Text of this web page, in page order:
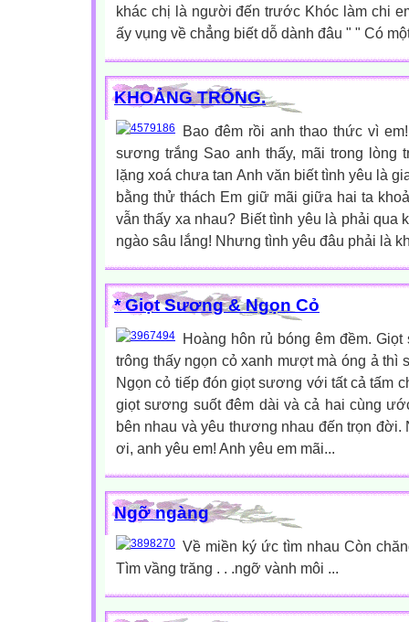
khác chị là người đến trước Khóc làm chi
ấy vụng về chẳng biết dỗ dành đâu " " Có
KHOẢNG TRỐNG.
Bao đêm rồi anh thao thức vì
sương trắng Sao anh thấy, mãi trong lòng
lặng xoá chưa tan Anh văn biết tình yêu là
bằng thử thách Em giữ mãi giữa hai ta
vẫn thấy xa nhau? Biết tình yêu là phải qua
ngào sâu lắng! Nhưng tình yêu đâu phải là
* Giọt Sương & Ngọn Cỏ
Hoàng hôn rủ bóng êm đềm.
trông thấy ngọn cỏ xanh mượt mà óng ả thì
Ngọn cỏ tiếp đón giọt sương với tất cả tấm
giọt sương suốt đêm dài và cả hai cùng
bên nhau và yêu thương nhau đến trọn đời.
ơi, anh yêu em! Anh yêu em mãi...
Ngỡ ngàng
Về miền ký ức tìm nhau Còn
Tìm vầng trăng . . .ngỡ vành môi ...